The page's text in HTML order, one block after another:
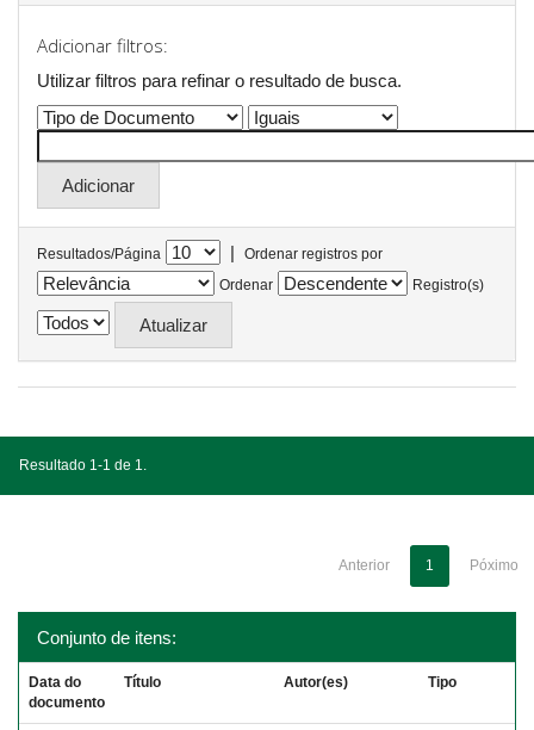
Adicionar filtros:
Utilizar filtros para refinar o resultado de busca.
Resultados/Página |
Ordenar registros por
Ordenar
Registro(s)
Resultado 1-1 de 1.
Anterior 1 Póximo
Conjunto de itens:
Data do
documento
Título Autor(es) Tipo